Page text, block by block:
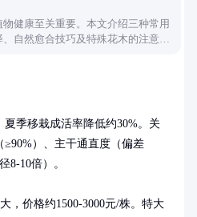
健康至关重要。本文介绍三种常用
自然愈合技巧及特殊花木的注意事
季移栽成活率降低约30%。关
）、主干通直度（偏差
8-10倍）。
，价格约1500-3000元/株。特大